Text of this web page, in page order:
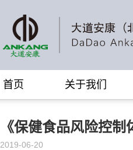
首页 关于我们
《保健食品风险控
2019-06-20